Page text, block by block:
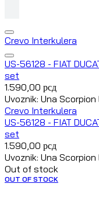
Crevo Interkulera
US-56128 - FIAT
set
1.590,00 рсд
Uvoznik: Una Scorpion
Crevo Interkulera
US-56128 - FIAT
set
1.590,00 рсд
Uvoznik: Una Scorpion
Out of stock
OUT OF STOCK